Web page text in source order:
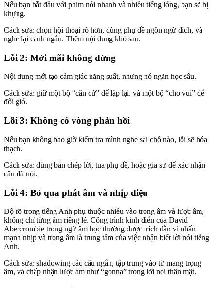
Nếu bạn bắt đầu với phim nói nhanh và nhiều tiếng lóng, bạn sẽ bị
khựng.
Cách sửa: chọn hội thoại rõ hơn, dùng phụ đề ngôn ngữ đích, và
nghe lại cảnh ngắn. Thêm nội dung khó sau.
Lỗi 2: Mới mãi không dừng
Nội dung mới tạo cảm giác năng suất, nhưng nó ngăn học sâu.
Cách sửa: giữ một bộ “căn cứ” để lặp lại, và một bộ “cho vui” để
đổi gió.
Lỗi 3: Không có vòng phản hồi
Nếu bạn không bao giờ kiểm tra mình nghe sai chỗ nào, lỗi sẽ hóa
thạch.
Cách sửa: dùng bản chép lời, tua phụ đề, hoặc gia sư để xác nhận
câu đã nói.
Lỗi 4: Bỏ qua phát âm và nhịp điệu
Độ rõ trong tiếng Anh phụ thuộc nhiều vào trọng âm và lược âm,
không chỉ từng âm riêng lẻ. Công trình kinh điển của David
Abercrombie trong ngữ âm học thường được trích dẫn vì nhấn
mạnh nhịp và trọng âm là trung tâm của việc nhận biết lời nói tiếng
Anh.
Cách sửa: shadowing các câu ngắn, tập trung vào từ mang trọng
âm, và chấp nhận lược âm như “gonna” trong lời nói thân mật.